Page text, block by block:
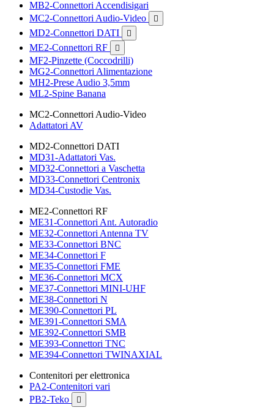
MB2-Connettori Accendisigari
MC2-Connettori Audio-Video

MD2-Connettori DATI 
ME2-Connettori RF 
MF2-Pinzette (Coccodrilli)
MG2-Connettori Alimentazione
MH2-Prese Audio 3,5mm
ML2-Spine Banana
MC2-Connettori Audio-Video
Adattatori AV
MD2-Connettori DATI
MD31-Adattatori Vas.
MD32-Connettori a Vaschetta
MD33-Connettori Centronix
MD34-Custodie Vas.
ME2-Connettori RF
ME31-Connettori Ant. Autoradio
ME32-Connettori Antenna TV
ME33-Connettori BNC
ME34-Connettori F
ME35-Connettori FME
ME36-Connettori MCX
ME37-Connettori MINI-UHF
ME38-Connettori N
ME390-Connettori PL
ME391-Connettori SMA
ME392-Connettori SMB
ME393-Connettori TNC
ME394-Connettori TWINAXIAL
Contenitori per elettronica
PA2-Contenitori vari
PB2-Teko
